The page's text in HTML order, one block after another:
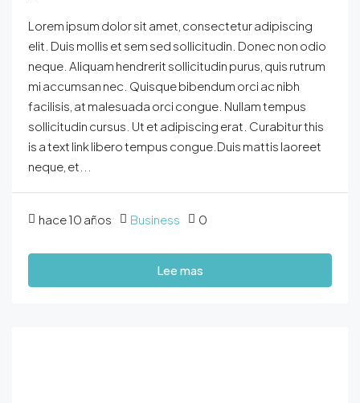
Lorem ipsum dolor sit amet, consectetur adipiscing
elit. Duis mollis et sem sed sollicitudin. Donec non odio
neque. Aliquam hendrerit sollicitudin purus, quis rutrum
mi accumsan nec. Quisque bibendum orci ac nibh
facilisis, at malesuada orci congue. Nullam tempus
sollicitudin cursus. Ut et adipiscing erat. Curabitur this
is a text link libero tempus congue.Duis mattis laoreet
neque, et...
hace 10 años Business 0
Lee mas